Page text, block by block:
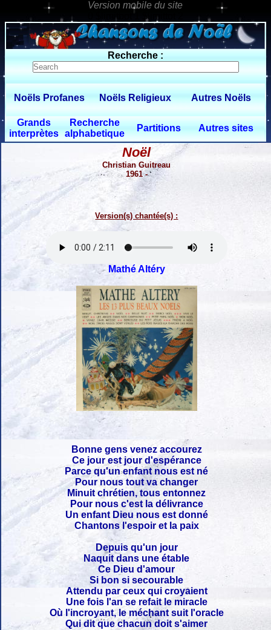
0 $limitbot 1 $limittot 2
Recherche :
Noëls Profanes Noëls Religieux Autres Noëls
Grands
interprètes
Recherche
alphabetique
Partitions Autres sites
Noël
Christian Guitreau
1961 -
Version(s) chantée(s) :
Mathé Altéry
Bonne gens venez accourez
Ce jour est jour d'espérance
Parce qu'un enfant nous est né
Pour nous tout va changer
Minuit chrétien, tous entonnez
Pour nous c'est la délivrance
Un enfant Dieu nous est donné
Chantons l'espoir et la paix
Depuis qu'un jour
Naquit dans une étable
Ce Dieu d'amour
Si bon si secourable
Attendu par ceux qui croyaient
Une fois l'an se refait le miracle
Où l'incroyant, le méchant suit l'oracle
Qui dit que chacun doit s'aimer